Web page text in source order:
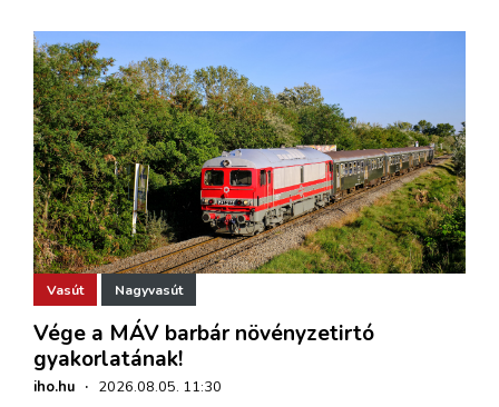
Vasút Nagyvasút
Vége a MÁV barbár növényzetirtó
gyakorlatának!
iho.hu · 2026.08.05. 11:30